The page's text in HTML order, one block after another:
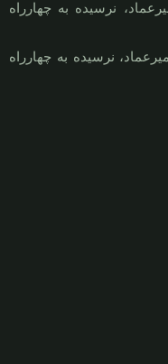
نرسيده به چهارراه
نرسيده به چهارراه